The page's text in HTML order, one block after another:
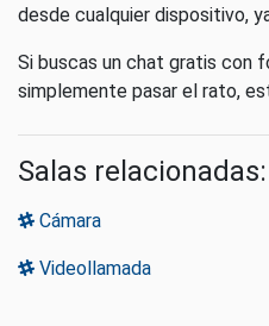
desde cualquier dispositivo,
Si buscas un chat gratis con
simplemente pasar el rato,
Salas relacionadas:
Cámara
Videollamada